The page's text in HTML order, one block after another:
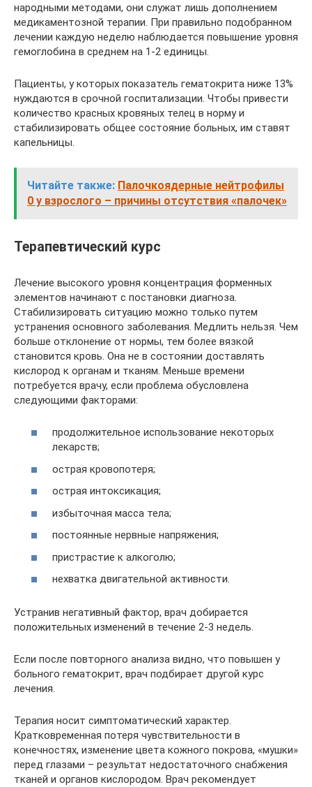
народными методами, они служат лишь дополнением
медикаментозной терапии. При правильно подобранном
лечении каждую неделю наблюдается повышение уровня
гемоглобина в среднем на 1-2 единицы.
Пациенты, у которых показатель гематокрита ниже 13%
нуждаются в срочной госпитализации. Чтобы привести
количество красных кровяных телец в норму и
стабилизировать общее состояние больных, им ставят
капельницы.
Читайте также: Палочкоядерные нейтрофилы
0 у взрослого – причины отсутствия «палочек»
Терапевтический курс
Лечение высокого уровня концентрация форменных
элементов начинают с постановки диагноза.
Стабилизировать ситуацию можно только путем
устранения основного заболевания. Медлить нельзя. Чем
больше отклонение от нормы, тем более вязкой
становится кровь. Она не в состоянии доставлять
кислород к органам и тканям. Меньше времени
потребуется врачу, если проблема обусловлена
следующими факторами:
продолжительное использование некоторых
лекарств;
острая кровопотеря;
острая интоксикация;
избыточная масса тела;
постоянные нервные напряжения;
пристрастие к алкоголю;
нехватка двигательной активности.
Устранив негативный фактор, врач добирается
положительных изменений в течение 2-3 недель.
Если после повторного анализа видно, что повышен у
больного гематокрит, врач подбирает другой курс
лечения.
Терапия носит симптоматический характер.
Кратковременная потеря чувствительности в
конечностях, изменение цвета кожного покрова, «мушки»
перед глазами – результат недостаточного снабжения
тканей и органов кислородом. Врач рекомендует